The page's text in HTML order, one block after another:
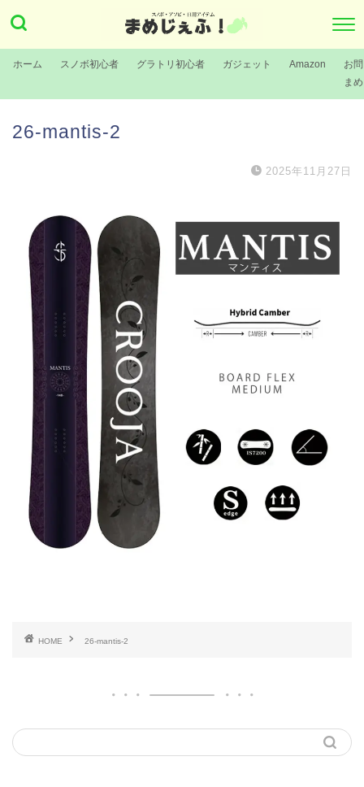
ホーム スノボ初心者 グラトリ初心者 ガジェット Amazon
お
ま
26-mantis-2
2025年11月27日
HOME 26-mantis-2